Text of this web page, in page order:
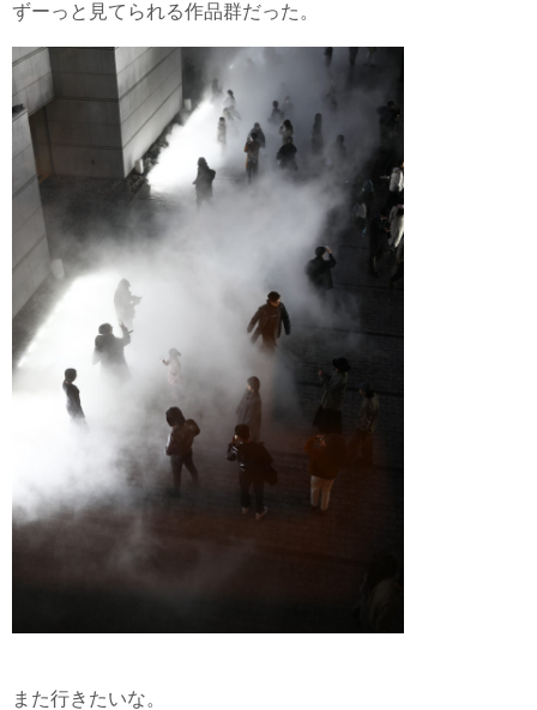
ずーっと見てられる作品群だった。
また行きたいな。